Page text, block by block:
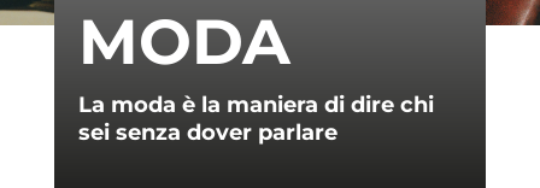
MODA
La moda è la maniera di dire chi
sei senza dover parlare